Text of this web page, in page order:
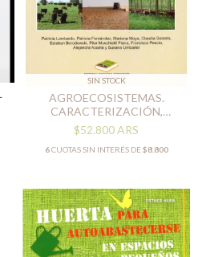
SIN STOCK
AGROECOSISTEMAS.
CARACTERIZACIÓN,
IMPLICANCIAS
AMBIENTALES Y
SOCIOECONÓMICAS
$52.800ARS
6CUOTAS SIN INTERÉS DE$8.800